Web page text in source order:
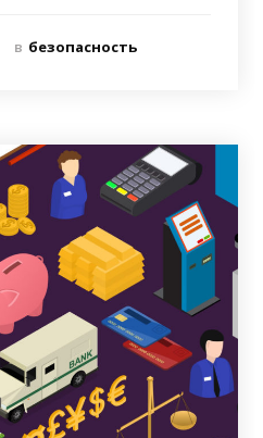
в безопасность